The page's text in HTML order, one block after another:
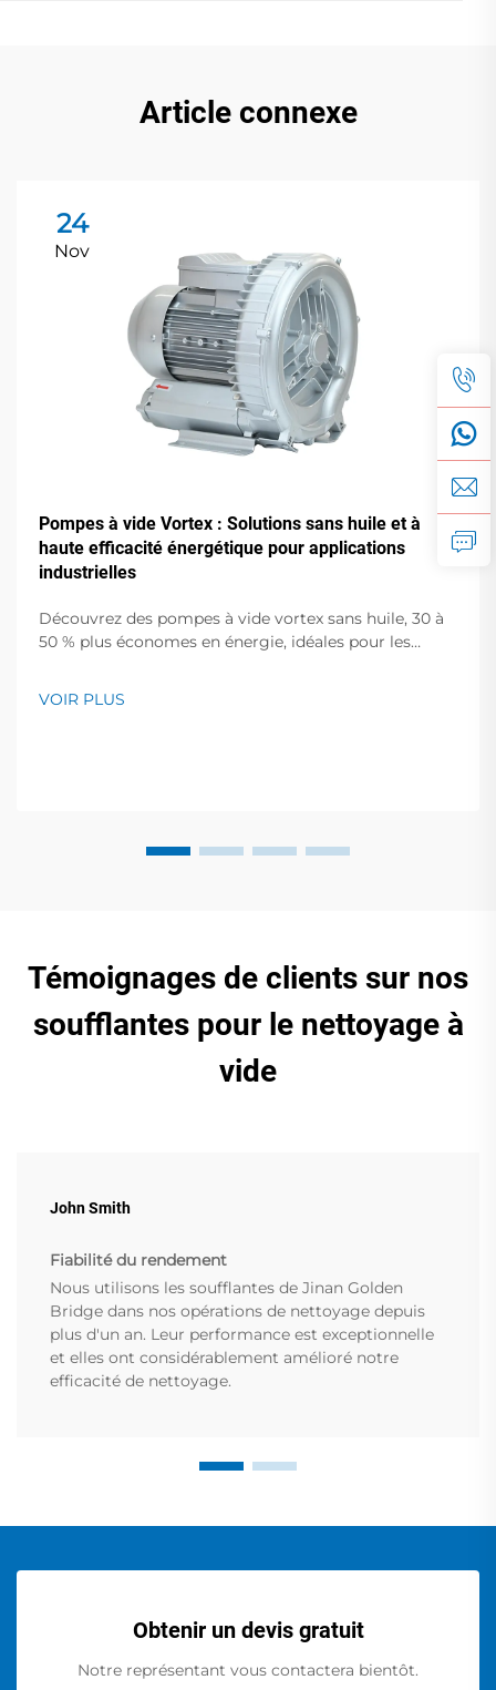
Article connexe
24
Nov
Pompes à vide Vortex : Solutions sans huile et à
haute efficacité énergétique pour applications
industrielles
Découvrez des pompes à vide vortex sans huile, 30 à
50 % plus économes en énergie, idéales pour les
assistance mondiale. Demandez un devis dès
VOIR PLUS
Témoignages de clients sur nos
soufflantes pour le nettoyage à
vide
John Smith
Fiabilité du rendement
Nous utilisons les soufflantes de Jinan Golden
Bridge dans nos opérations de nettoyage depuis
plus d'un an. Leur performance est exceptionnelle
et elles ont considérablement amélioré notre
efficacité de nettoyage.
Obtenir un devis gratuit
Notre représentant vous contactera bientôt.